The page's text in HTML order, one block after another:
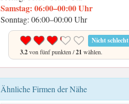
Samstag: 06:00–00:00 Uhr
Sonntag: 06:00–00:00 Uhr
Nicht schlecht
3.2von fünf punkten /21 wählen.
Ähnliche Firmen der Nähe